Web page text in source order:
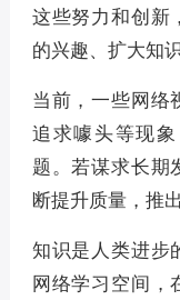
这些努力和创新
的兴趣、扩大知
当前，一些网络
追求噱头等现
题。若谋求长期
断提升质量，推
知识是人类进步
网络学习空间，